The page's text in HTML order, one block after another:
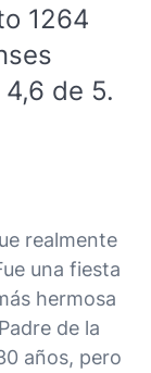
1264
de 5.
realmente
una fiesta
hermosa
de la
años, pero